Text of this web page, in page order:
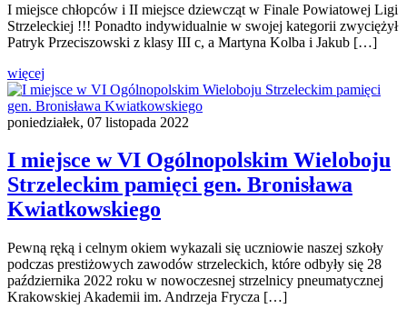
I miejsce chłopców i II miejsce dziewcząt w Finale Powiatowej Ligi
Strzeleckiej !!! Ponadto indywidualnie w swojej kategorii zwyciężył
Patryk Przeciszowski z klasy III c, a Martyna Kolba i Jakub […]
więcej
poniedziałek, 07 listopada 2022
I miejsce w VI Ogólnopolskim Wieloboju
Strzeleckim pamięci gen. Bronisława
Kwiatkowskiego
Pewną ręką i celnym okiem wykazali się uczniowie naszej szkoły
podczas prestiżowych zawodów strzeleckich, które odbyły się 28
października 2022 roku w nowoczesnej strzelnicy pneumatycznej
Krakowskiej Akademii im. Andrzeja Frycza […]